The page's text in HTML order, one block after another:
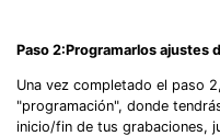
Paso 2:Programarlos ajustes
Una vez completado el paso
"programación", donde
inicio/fin de tus grabaciones,